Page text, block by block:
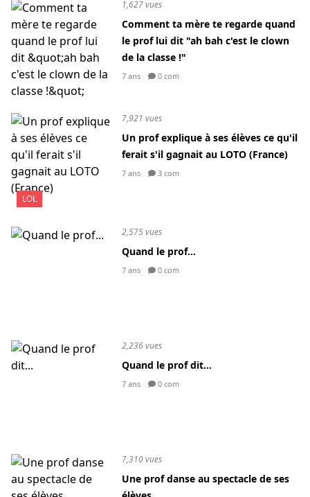
1,627 vues
Comment ta mère te regarde quand
le prof lui dit "ah bah c'est le clown
de la classe !"
7 ans 0 com
LOL
7,921 vues
Un prof explique à ses élèves ce qu'il
ferait s'il gagnait au LOTO (France)
7 ans 3 com
2,575 vues
Quand le prof...
7 ans 0 com
2,236 vues
Quand le prof dit...
7 ans 0 com
7,310 vues
Une prof danse au spectacle de ses